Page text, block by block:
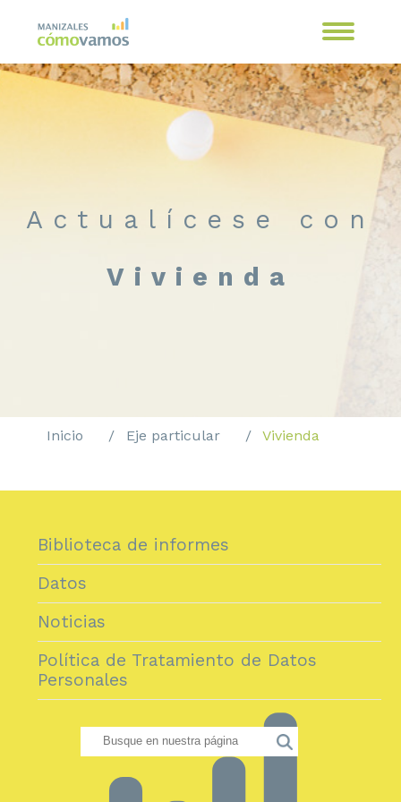
Actualícese con
Vivienda
Inicio Eje particular Vivienda
Biblioteca de informes
Datos
Noticias
Política de Tratamiento de Datos
Personales